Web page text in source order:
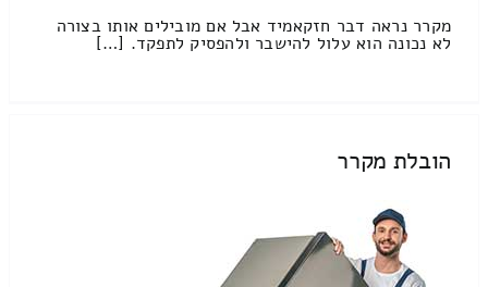
מקרר נראה דבר חזקאמיד אבל אם מובילים אותו בצורה
לא נכונה הוא עלול להישבר ולהפסיק לתפקד. […]
הובלת מקרר